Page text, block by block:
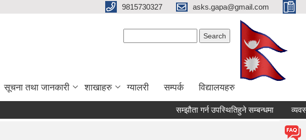
9815730327 asks.gapa@gmail.com
सूचना तथा जानकारी शाखाहरु ग्यालरी सम्पर्क विद्यालयहरु
सम्झौता गर्न उपस्थितिहुने सम्बन्धमा